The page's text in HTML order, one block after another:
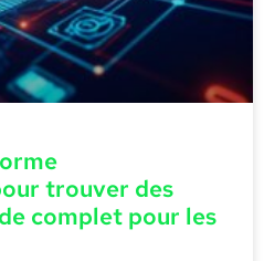
trouver des
complet pour les